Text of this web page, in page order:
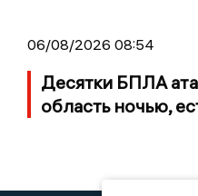
06/08/2026 08:54
Десятки БПЛА
область ночью,